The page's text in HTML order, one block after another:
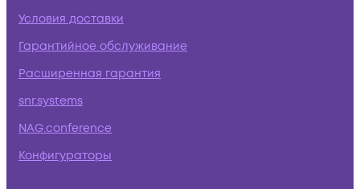
Условия доставки
Гарантийное обслуживание
Расширенная гарантия
snr.systems
NAG.conference
Конфигураторы